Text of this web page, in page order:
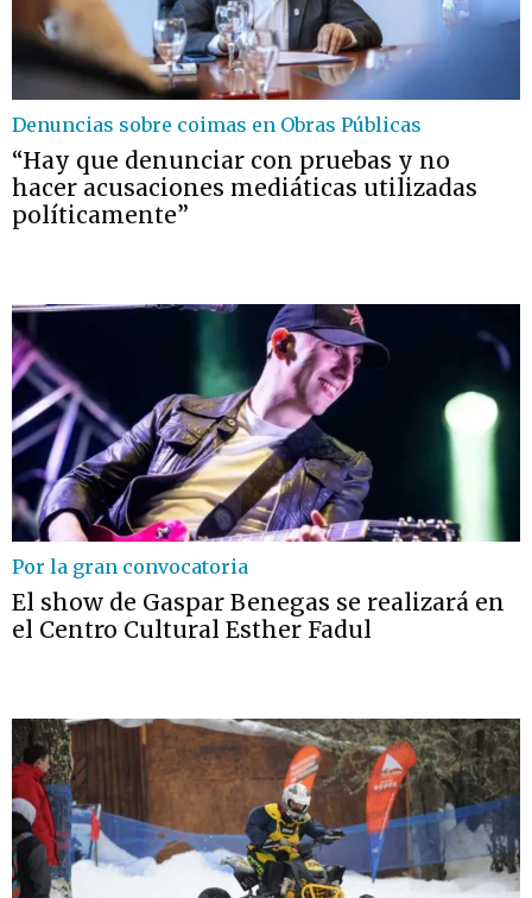
Denuncias sobre coimas en Obras Públicas
“Hay que denunciar con pruebas y no
hacer acusaciones mediáticas utilizadas
políticamente”
Por la gran convocatoria
El show de Gaspar Benegas se realizará en
el Centro Cultural Esther Fadul